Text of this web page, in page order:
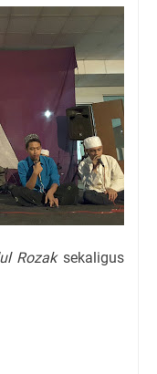
Rozak sekaligus